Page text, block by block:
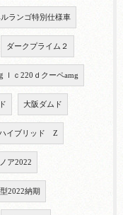
ランゴ特別仕様車
ダークプライム２
ｇｌｃ220ｄクーペamg
大阪ダムド
イブリッド Z
ア2022
2022納期